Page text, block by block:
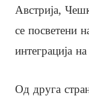
Австрија,
се посветени
интеграција
Од друга